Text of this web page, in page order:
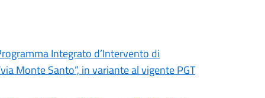
Integrato d’Intervento di
Monte Santo”, in variante al vigente PGT